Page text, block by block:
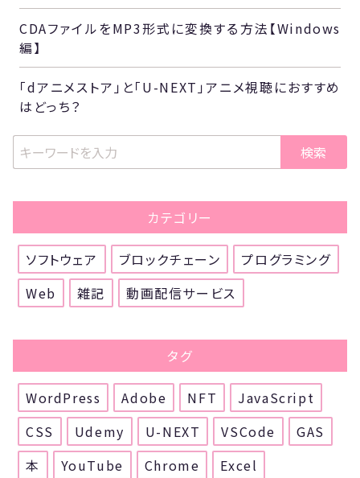
CDAファイルをMP3形式に変換する方法【Windows
編】
「dアニメストア」と「U-NEXT」アニメ視聴におすすめ
はどっち？
検索
カテゴリー
ソフトウェア ブロックチェーン
プログラミング
Web
雑記 動画配信サービス
タグ
WordPress Adobe NFT
JavaScript
CSS
Udemy U-NEXT VSCode
GAS
本
YouTube Chrome
Excel